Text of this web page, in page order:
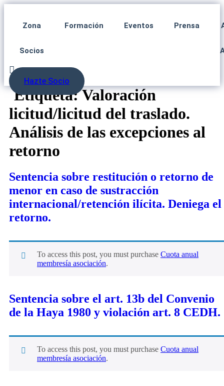
Zona
Socios
Formación Eventos Prensa
Hazte Socio
Etiqueta:Valoración
licitud/licitud del traslado.
Análisis de las excepciones al
retorno
Sentencia sobre restitución o retorno de
menor en caso de sustracción
internacional/retención ilícita. Deniega el
retorno.
To access this post, you must purchase Cuota anual
membresía asociación.
Sentencia sobre el art. 13b del Convenio
de la Haya 1980 y violación art. 8 CEDH.
To access this post, you must purchase Cuota anual
membresía asociación.